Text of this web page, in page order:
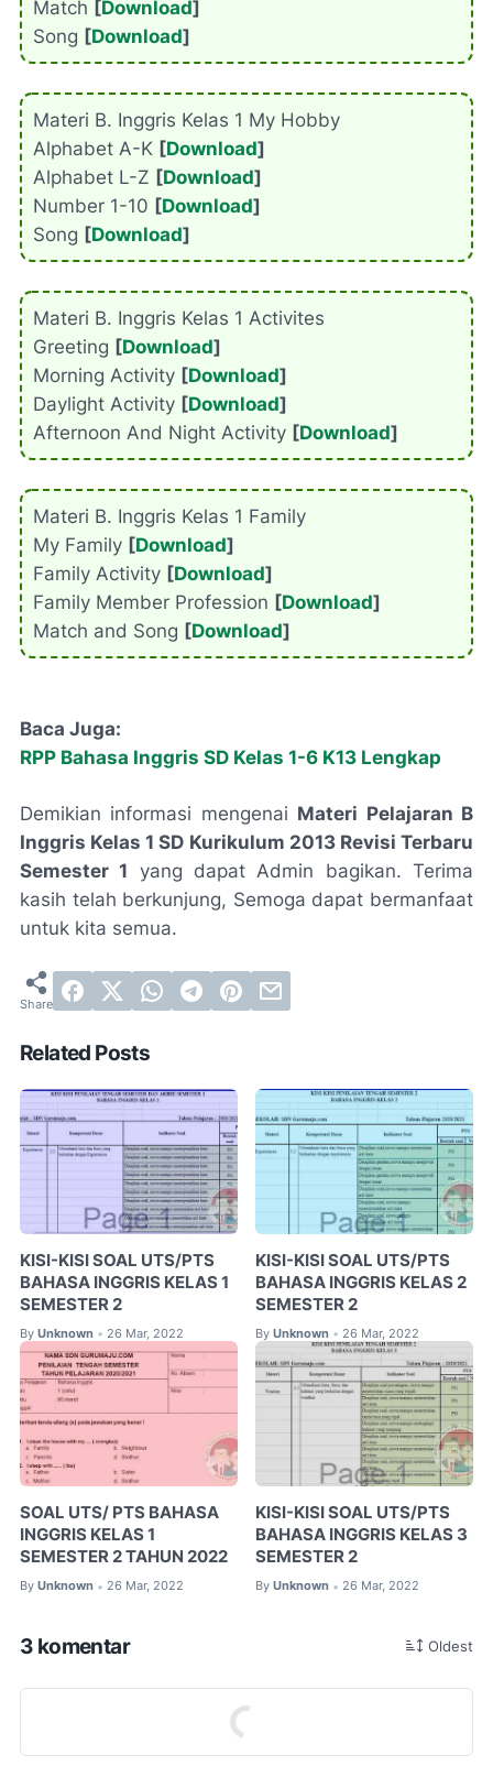
Match [Download]
Song [Download]
Materi B. Inggris Kelas 1 My Hobby
Alphabet A-K [Download]
Alphabet L-Z [Download]
Number 1-10 [Download]
Song [Download]
Materi B. Inggris Kelas 1 Activites
Greeting [Download]
Morning Activity [Download]
Daylight Activity [Download]
Afternoon And Night Activity [Download]
Materi B. Inggris Kelas 1 Family
My Family [Download]
Family Activity [Download]
Family Member Profession [Download]
Match and Song [Download]
Baca Juga:
RPP Bahasa Inggris SD Kelas 1-6 K13 Lengkap
Demikian informasi mengenai Materi Pelajaran B
Inggris Kelas 1 SD Kurikulum 2013 Revisi Terbaru
Semester 1 yang dapat Admin bagikan. Terima
kasih telah berkunjung, Semoga dapat bermanfaat
untuk kita semua.
Related Posts
KISI-KISI SOAL UTS/PTS
BAHASA INGGRIS KELAS 1
SEMESTER 2
By Unknown • 26 Mar, 2022
KISI-KISI SOAL UTS/PTS
BAHASA INGGRIS KELAS 2
SEMESTER 2
By Unknown • 26 Mar, 2022
SOAL UTS/ PTS BAHASA
INGGRIS KELAS 1
SEMESTER 2 TAHUN 2022
By Unknown • 26 Mar, 2022
KISI-KISI SOAL UTS/PTS
BAHASA INGGRIS KELAS 3
SEMESTER 2
By Unknown • 26 Mar, 2022
3 komentar Oldest